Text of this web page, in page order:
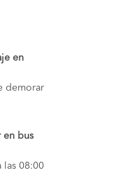
en
demorar
en bus
las 08:00